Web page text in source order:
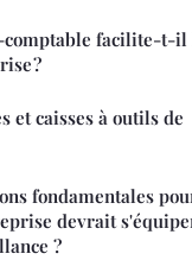
comptable facilite-t-il
?
et caisses à outils de
fondamentales
devrait
?